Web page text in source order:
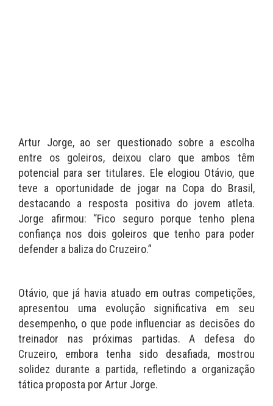
Artur Jorge, ao ser questionado sobre a escolha
entre os goleiros, deixou claro que ambos têm
potencial para ser titulares. Ele elogiou Otávio, que
teve a oportunidade de jogar na Copa do Brasil,
destacando a resposta positiva do jovem atleta.
Jorge afirmou: “Fico seguro porque tenho plena
confiança nos dois goleiros que tenho para poder
defender a baliza do Cruzeiro.”
Otávio, que já havia atuado em outras competições,
apresentou uma evolução significativa em seu
desempenho, o que pode influenciar as decisões do
treinador nas próximas partidas. A defesa do
Cruzeiro, embora tenha sido desafiada, mostrou
solidez durante a partida, refletindo a organização
tática proposta por Artur Jorge.